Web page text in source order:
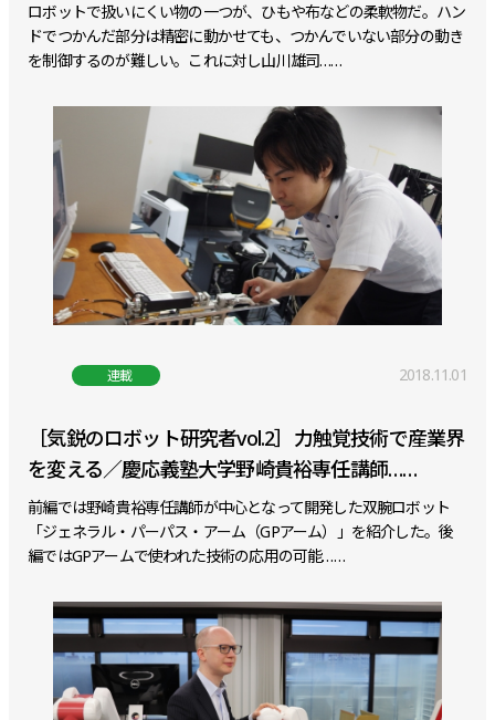
ロボットで扱いにくい物の一つが、ひもや布などの柔軟物だ。ハン
ドでつかんだ部分は精密に動かせても、つかんでいない部分の動き
を制御するのが難しい。これに対し山川雄司……
連載 2018.11.01
［気鋭のロボット研究者vol.2］力触覚技術で産業界
を変える／慶応義塾大学野崎貴裕専任講師……
前編では野崎貴裕専任講師が中心となって開発した双腕ロボット
「ジェネラル・パーパス・アーム（GPアーム）」を紹介した。後
編ではGPアームで使われた技術の応用の可能……